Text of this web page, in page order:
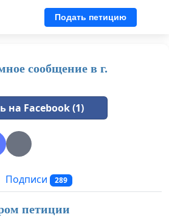
Подать петицию
сообщение в г.
на Facebook (1)
Подписи 289
петиции